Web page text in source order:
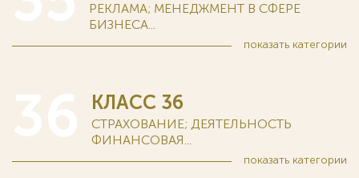
РЕКЛАМА; МЕНЕДЖМЕНТ В СФЕРЕ
БИЗНЕСА...
показать категории
КЛАСС 36
СТРАХОВАНИЕ; ДЕЯТЕЛЬНОСТЬ
ФИНАНСОВАЯ...
показать категории